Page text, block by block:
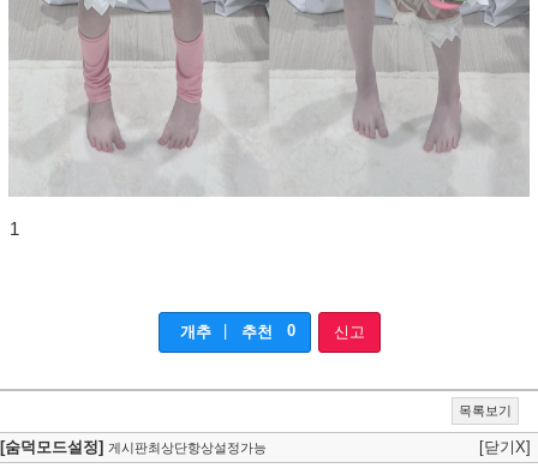
1
개추 추천 0 신고
목록보기
[숨덕모드설정] 게시판최상단항상설정가능 [닫기X]